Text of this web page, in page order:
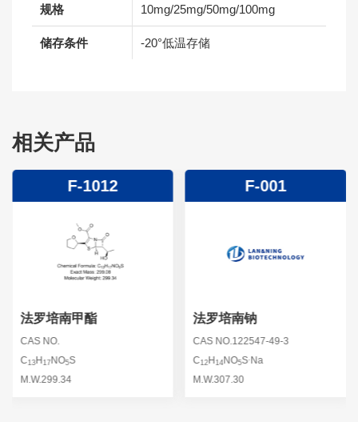
规格 10mg/25mg/50mg/100mg
储存条件 -20°低温存储
相关产品
F-1012
法罗培南甲酯
CAS NO.
C13H 17NO5S
M.W.299.34
F-001
法罗培南钠
CAS NO.122547-49-3
C12H 14NO5S Na
M.W.307.30